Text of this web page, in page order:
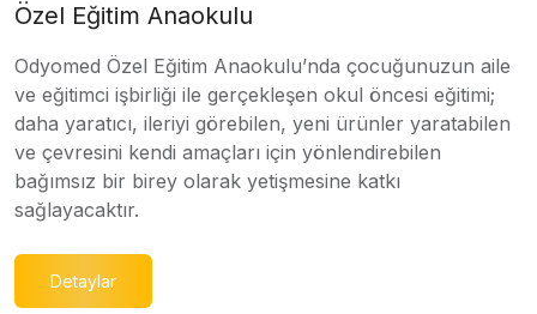
Özel Eğitim Anaokulu
Odyomed Özel Eğitim Anaokulu’nda çocuğunuzun aile
ve eğitimci işbirliği ile gerçekleşen okul öncesi eğitimi;
daha yaratıcı, ileriyi görebilen, yeni ürünler yaratabilen
ve çevresini kendi amaçları için yönlendirebilen
bağımsız bir birey olarak yetişmesine katkı
sağlayacaktır.
Detaylar